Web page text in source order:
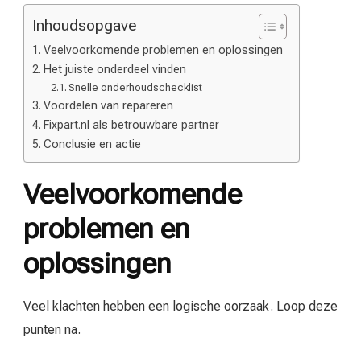
Inhoudsopgave
Veelvoorkomende problemen en oplossingen
Het juiste onderdeel vinden
Snelle onderhoudschecklist
Voordelen van repareren
Fixpart.nl als betrouwbare partner
Conclusie en actie
Veelvoorkomende
problemen en
oplossingen
Veel klachten hebben een logische oorzaak. Loop deze
punten na.